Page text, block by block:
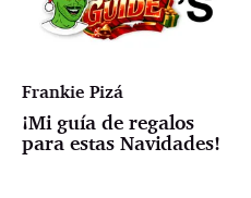
Frankie Pizá
¡Mi guía de regalos
para estas Navidades!